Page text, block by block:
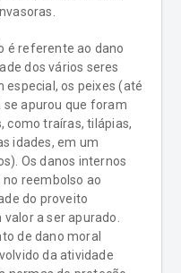
é referente ao dano
dos vários seres
os peixes (até
se apurou que foram
como traíras, tilápias,
idades, em um
Os danos internos
reembolso ao
do proveito
a ser apurado.
de dano moral
da atividade